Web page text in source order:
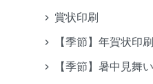
賞状印刷
【季節】年賀状印
【季節】暑中見舞